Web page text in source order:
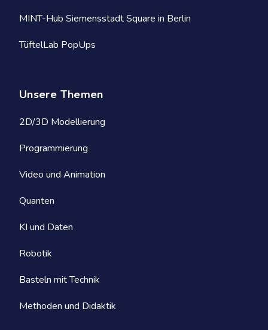
MINT-Hub Siemensstadt Square in Berlin
TüftelLab PopUps
Unsere Themen
2D/3D Modellierung
Programmierung
Video und Animation
Quanten
KI und Daten
Robotik
Basteln mit Technik
Methoden und Didaktik